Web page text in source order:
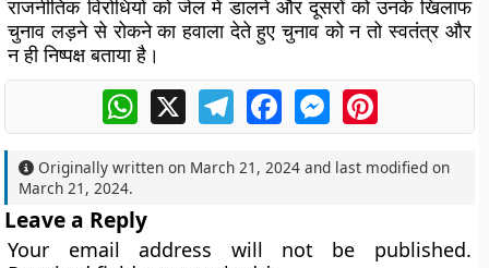
राजनीतिक विरोधियों को जेल में डालने और दूसरों को उनके खिलाफ
चुनाव लड़ने से रोकने का हवाला देते हुए चुनाव को न तो स्वतंत्र और
न ही निष्पक्ष बताया है।
WhatsApp
X TelegramFacebookMessengerPinterest
Originally written on March 21, 2024 and last modified on
March 21, 2024.
Leave a Reply
Your email address will not be published.